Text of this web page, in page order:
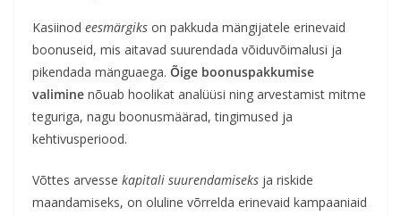
Kasiinod eesmärgiks on pakkuda mängijatele erinevaid
boonuseid, mis aitavad suurendada võiduvõimalusi ja
pikendada mänguaega. Õige boonuspakkumise
valimine nõuab hoolikat analüüsi ning arvestamist mitme
teguriga, nagu boonusmäärad, tingimused ja
kehtivusperiood.
Võttes arvesse kapitali suurendamiseks ja riskide
maandamiseks, on oluline võrrelda erinevaid kampaaniaid